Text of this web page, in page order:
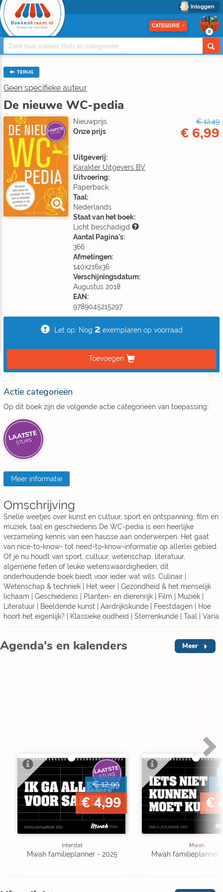
Inloggen
Boeken kraam.nl
Stapel op voordeel CATEGORIE
0
TERUG
Geen specifieke auteur
De nieuwe WC-pedia
LAATSTE
STUKS
Nieuwprijs
€ 12,49
Onze prijs
€ 6,99
Uitgeverij:
Karakter Uitgevers BV
Uitvoering:
Paperback
Taal:
Nederlands
Staat van het boek:
Licht beschadigd
Aantal Pagina's:
366
Afmetingen:
140x216x36
Verschijningsdatum:
Augustus 2018
EAN:
9789045215297
Let op: Nog 2 exemplaren op voorraad
Toevoegen
Actie categorieën
Op dit boek zijn de volgende actie categorieën van toepassing:
LAATSTE
STUKS
Meer informatie
Omschrijving
Snelle weetjes over kunst en cultuur, sport en ontspanning, film en
muziek, taal en geschiedenis De WC-pedia is een heerlijke
verzameling kennis van een hausse aan onderwerpen. Het gaat
van nice-to-know- tot need-to-know-informatie op allerlei gebied.
Of je nu houdt van sport, cultuur, wetenschap, literatuur,
algemene feiten of leuke wetenswaardigheden; dit
onderhoudende boek biedt voor ieder wat wils. Culinair |
Wetenschap & techniek | Het weer | Gezondheid & het menselijk
lichaam | Geschiedenis | Planten- en dierenrijk | Film | Muziek |
Literatuur | Beeldende kunst | Aardrijkskunde | Feestdagen | Hoe
hoort het eigenlijk? | Klassieke oudheid | Sterrenkunde | Taal | Varia
Agenda's en kalenders Meer
LAATSTE
STUKS
€ 12,99
€ 4,99
Interstat
Mwah familieplanner - 2025
€
€
Mwah
Mwah familieplanner